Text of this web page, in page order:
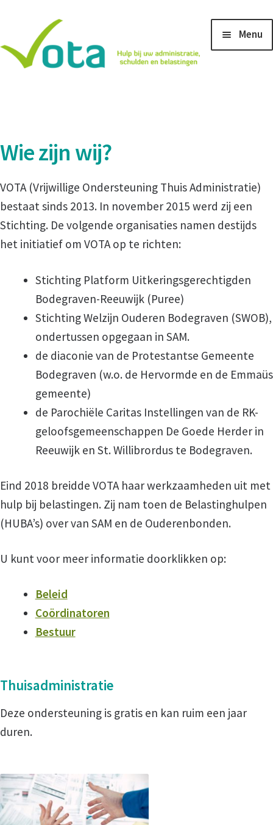
door
naar
naar
Menu
Aanmeldingsformulier voor ondersteuning bij
administratie en betalingsachterstanden
Na uw aanmelding
Vacature vrijwilliger HUBA
Vacature vrijwilliger thuisadministratie
Wij zoeken jou
Hulp aanvragen
Hulp bij Administratie
Zelfhulp
Coordinatoren
Bestuur
Wie zijn wij?
VOTA (Vrijwillige Ondersteuning Thuis Administratie)
bestaat sinds 2013. In november 2015 werd zij een
Stichting. De volgende organisaties namen destijds
het initiatief om VOTA op te richten:
Stichting Platform Uitkeringsgerechtigden
Bodegraven-Reeuwijk (Puree)
Stichting Welzijn Ouderen Bodegraven (SWOB),
ondertussen opgegaan in SAM.
de diaconie van de Protestantse Gemeente
Bodegraven (w.o. de Hervormde en de Emmaüs
gemeente)
de Parochiële Caritas Instellingen van de RK-
geloofsgemeenschappen De Goede Herder in
Reeuwijk en St. Willibrordus te Bodegraven.
Eind 2018 breidde VOTA haar werkzaamheden uit met
hulp bij belastingen. Zij nam toen de Belastinghulpen
(HUBA’s) over van SAM en de Ouderenbonden.
U kunt voor meer informatie doorklikken op:
Beleid
Coördinatoren
Bestuur
Thuisadministratie
Deze ondersteuning is gratis en kan ruim een jaar
duren.